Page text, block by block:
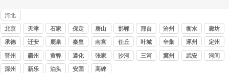
河北
讨债
公司
北京
讨债
公司
天津
讨债
公司
石家
庄讨
债公
司
保定
讨债
公司
唐山
讨债
公司
邯郸 邢台
沧州
讨债
公司
衡水
廊坊
讨债
公司
承德 迁安 鹿泉
秦皇
岛
南宫 任丘 叶城 辛集 涿州 定州
晋州 霸州 黄骅 遵化
张家
口
沙河 三河 冀州 武安 河间
深州 新乐 泊头 安国
高碑